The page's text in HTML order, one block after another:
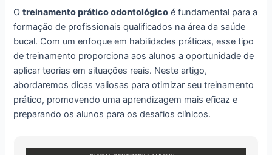
Otreinamento prático odontológico é fundamental para a
formação de profissionais qualificados na área da saúde
bucal. Com um enfoque em habilidades práticas, esse tipo
de treinamento proporciona aos alunos a oportunidade de
aplicar teorias em situações reais. Neste artigo,
abordaremos dicas valiosas para otimizar seu treinamento
prático, promovendo uma aprendizagem mais eficaz e
preparando os alunos para os desafios clínicos.